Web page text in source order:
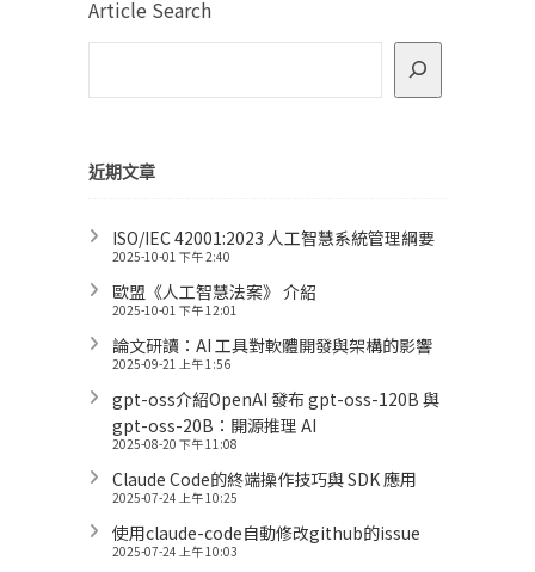
Article Search
近期文章
ISO/IEC 42001:2023 人工智慧系統管理綱要
2025-10-01 下午 2:40
歐盟《人工智慧法案》 介紹
2025-10-01 下午 12:01
論文研讀：AI 工具對軟體開發與架構的影響
2025-09-21 上午 1:56
gpt-oss介紹OpenAI 發布 gpt-oss-120B 與
gpt-oss-20B：開源推理 AI
2025-08-20 下午 11:08
Claude Code的終端操作技巧與 SDK 應用
2025-07-24 上午 10:25
使用claude-code自動修改github的issue
2025-07-24 上午 10:03